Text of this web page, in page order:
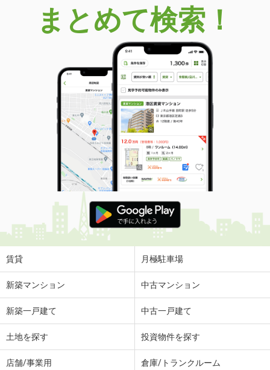
まとめて検索！
賃貸 月極駐車場
新築マンション 中古マンション
新築一戸建て 中古一戸建て
土地を探す 投資物件を探す
店舗/事業用 倉庫/トランクルーム